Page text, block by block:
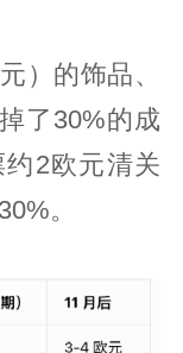
）的饰品、
了30%的成
2欧元清关
。